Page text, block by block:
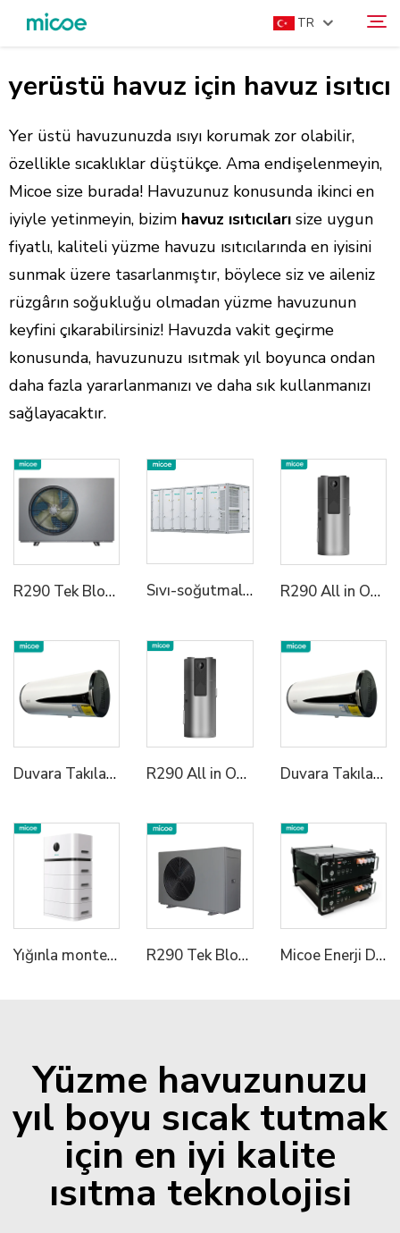
TR
HAKKIMIZDA
ÜRÜNLER
ÇÖZÜM
DESTEK VE HIZMETLER
MEDYA MERKEZI
BIZE ULAŞIN
Ara
yerüstü havuz için havuz isıtıcı
Yer üstü havuzunuzda ısıyı korumak zor olabilir,
özellikle sıcaklıklar düştükçe. Ama endişelenmeyin,
Micoe size burada! Havuzunuz konusunda ikinci en
iyiyle yetinmeyin, bizim havuz ısıtıcıları size uygun
fiyatlı, kaliteli yüzme havuzu ısıtıcılarında en iyisini
sunmak üzere tasarlanmıştır, böylece siz ve aileniz
rüzgârın soğukluğu olmadan yüzme havuzunun
keyfini çıkarabilirsiniz! Havuzda vakit geçirme
konusunda, havuzunuzu ısıtmak yıl boyunca ondan
daha fazla yararlanmanızı ve daha sık kullanmanızı
sağlayacaktır.
R290 Tek Blok Isı Pompası Su Isıtıcı Sıvı-soğutmalı Enerji Depolama Sistem Kapsülü R290 All in One Isıtıcı Su Isıtıcı
Duvara Takılan Tümü Bir Arada Isı Pompası Su Isıtıcı R290 All in One Isıtıcı Su Isıtıcı Duvara Takılan Tümü Bir Arada Isı Pompası Su Isıtıcı
Yığınla monte edilen Konut ESS2 R290 Tek Blok Isı Pompası Su Isıtıcı Micoe Enerji Depolama Sistemi LiFePO4 Pil Yüksek Gerilim 50V 100V 50ah Güneşlİ Lityum Pil
Yüzme havuzunuzu
yıl boyu sıcak tutmak
için en iyi kalite
ısıtma teknolojisi